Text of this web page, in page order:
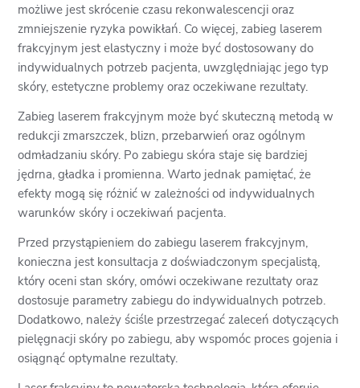
możliwe jest skrócenie czasu rekonwalescencji oraz
zmniejszenie ryzyka powikłań. Co więcej, zabieg laserem
frakcyjnym jest elastyczny i może być dostosowany do
indywidualnych potrzeb pacjenta, uwzględniając jego typ
skóry, estetyczne problemy oraz oczekiwane rezultaty.
Zabieg laserem frakcyjnym może być skuteczną metodą w
redukcji zmarszczek, blizn, przebarwień oraz ogólnym
odmładzaniu skóry. Po zabiegu skóra staje się bardziej
jędrna, gładka i promienna. Warto jednak pamiętać, że
efekty mogą się różnić w zależności od indywidualnych
warunków skóry i oczekiwań pacjenta.
Przed przystąpieniem do zabiegu laserem frakcyjnym,
konieczna jest konsultacja z doświadczonym specjalistą,
który oceni stan skóry, omówi oczekiwane rezultaty oraz
dostosuje parametry zabiegu do indywidualnych potrzeb.
Dodatkowo, należy ściśle przestrzegać zaleceń dotyczących
pielęgnacji skóry po zabiegu, aby wspomóc proces gojenia i
osiągnąć optymalne rezultaty.